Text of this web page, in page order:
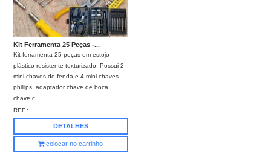
Kit Ferramenta 25 Peças -...
Kit ferramenta 25 peças em estojo
plástico resistente texturizado. Possui 2
mini chaves de fenda e 4 mini chaves
phillips, adaptador chave de boca,
chave c...
REF.:
DETALHES
colocar no carrinho